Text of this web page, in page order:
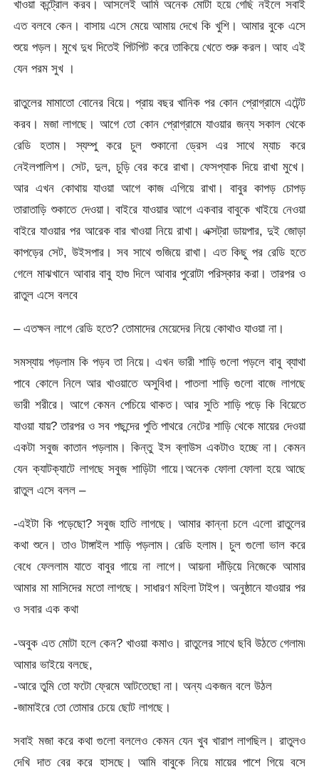
খাওয়া কন্ট্রোল করব। আসলেই আমি অনেক মোটা হয়ে গেছি নইলে সবাই
এত বলবে কেন। বাসায় এসে মেয়ে আমায় দেখে কি খুশি। আমার বুকে এসে
শুয়ে পড়ল। মুখে দুধ দিতেই পিটপিট করে তাকিয়ে খেতে শুরু করল। আহ এই
যেন পরম সুখ ।
রাতুলের মামাতো বোনের বিয়ে। প্রায় বছর খানিক পর কোন প্রোগ্রামে এটেন্ট
করব। মজা লাগছে। আগে তো কোন প্রোগ্রামে যাওয়ার জন্য সকাল থেকে
রেডি হতাম। স্যম্পু করে চুল শুকানো ড্রেস এর সাথে ম্যাচ করে
নেইলপালিশ। সেট, দুল, চুড়ি বের করে রাখা। ফেসপ্যাক দিয়ে রাখা মুখে।
আর এখন কোথায় যাওয়া আগে কাজ এগিয়ে রাখা। বাবুর কাপড় চোপড়
তারাতাড়ি শুকাতে দেওয়া। বাইরে যাওয়ার আগে একবার বাবুকে খাইয়ে নেওয়া
বাইরে যাওয়ার পর আরেক বার খাওয়া নিয়ে রাখা। এক্সট্রা ডায়পার, দুই জোড়া
কাপড়ের সেট, উইসপার। সব সাথে গুজিয়ে রাখা। এত কিছু পর রেডি হতে
গেলে মাঝখানে আবার বাবু হাগু দিলে আবার পুরোটা পরিস্কার করা। তারপর ও
রাতুল এসে বলবে
– এতক্ষন লাগে রেডি হতে? তোমাদের মেয়েদের নিয়ে কোথাও যাওয়া না।
সমস্যায় পড়লাম কি পড়ব তা নিয়ে। এখন ভারী শাড়ি গুলো পড়লে বাবু ব্যাথা
পাবে কোলে নিলে আর খাওয়াতে অসুবিধা। পাতলা শাড়ি গুলো বাজে লাগছে
ভারী শরীরে। আগে কেমন পেচিয়ে থাকত। আর সুতি শাড়ি পড়ে কি বিয়েতে
যাওয়া যায়? তারপর ও সব পছন্দের পুতি পাথরে নেটের শাড়ি থেকে মায়ের দেওয়া
একটা সবুজ কাতান পড়লাম। কিন্তু ইস ব্লাউস একটাও হচ্ছে না। কেমন
যেন ক্যাটক্যাটে লাগছে সবুজ শাড়িটা গায়ে।অনেক ফোলা ফোলা হয়ে আছে
রাতুল এসে বলল –
-এইটা কি পড়েছো? সবুজ হাতি লাগছে। আমার কান্না চলে এলো রাতুলের
কথা শুনে। তাও টাঙ্গাইল শাড়ি পড়লাম। রেডি হলাম। চুল গুলো ভাল করে
বেধে ফেললাম যাতে বাবুর গায়ে না লাগে। আয়না দাঁড়িয়ে নিজেকে আমার
আমার মা মাসিদের মতো লাগছে। সাধারণ মহিলা টাইপ। অনুষ্ঠানে যাওয়ার পর
ও সবার এক কথা
-অবুক এত মোটা হলে কেন? খাওয়া কমাও। রাতুলের সাথে ছবি উঠতে গেলাম৷
আমার ভাইয়ে বলছে,
-আরে তুমি তো ফটো ফ্রেমে আটতেছো না। অন্য একজন বলে উঠল
-জামাইরে তো তোমার চেয়ে ছোট লাগছে।
সবাই মজা করে কথা গুলো বললেও কেমন যেন খুব খারাপ লাগছিল। রাতুলও
দেখি দাত বের করে হাসছে। আমি বাবুকে নিয়ে মায়ের পাশে গিয়ে বসে